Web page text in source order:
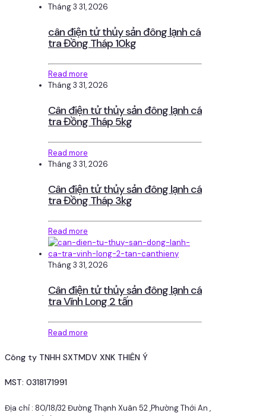
Tháng 3 31, 2026
cân điện tử thủy sản đông lạnh cá
tra Đồng Tháp 10kg
Read more
Tháng 3 31, 2026
Cân điện tử thủy sản đông lạnh cá
tra Đồng Tháp 5kg
Read more
Tháng 3 31, 2026
Cân điện tử thủy sản đông lạnh cá
tra Đồng Tháp 3kg
Read more
Tháng 3 31, 2026
Cân điện tử thủy sản đông lạnh cá
tra Vĩnh Long 2 tấn
Read more
Công ty TNHH SXTMDV XNK THIÊN Ý
MST: 0318171991
Địa chỉ : 80/18/32 Đường Thạnh Xuân 52 ,Phường Thới An ,